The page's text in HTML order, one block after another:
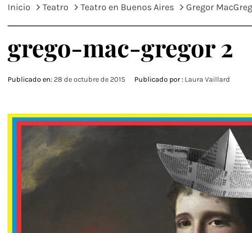
Inicio Teatro Teatro en Buenos Aires Gregor
grego-mac-gregor 2
Publicado en: 28 de octubre de 2015 Publicado por : Laura Vaillard